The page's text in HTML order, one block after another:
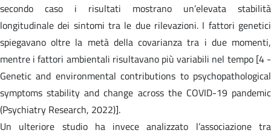
secondo caso i risultati mostrano un’elevata stabilità
longitudinale dei sintomi tra le due rilevazioni. I fattori genetici
spiegavano oltre la metà della covarianza tra i due momenti,
mentre i fattori ambientali risultavano più variabili nel tempo [4 -
Genetic and environmental contributions to psychopathological
symptoms stability and change across the COVID-19 pandemic
(Psychiatry Research, 2022)].
Un ulteriore studio ha invece analizzato l’associazione tra